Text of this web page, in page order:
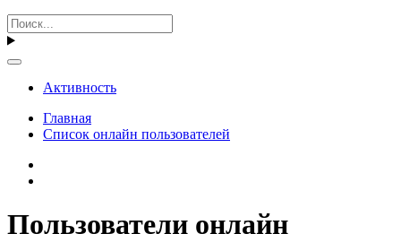
Активность
Главная
Список онлайн пользователей
Пользователи онлайн